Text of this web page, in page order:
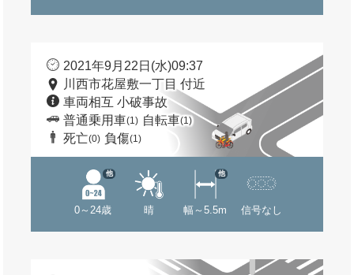
2021年9月22日(水)09:37
川西市花屋敷一丁目 付近
車両相互 小破事故
普通乗用車(1) 自転車(1)
死亡(0) 負傷(1)
0～24歳
他
晴 幅～5.5m
他
信号なし